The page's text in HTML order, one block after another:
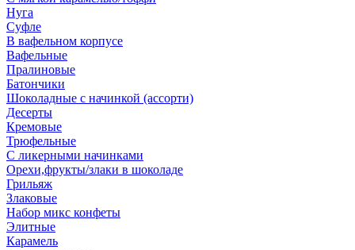
Нуга
Суфле
В вафельном корпусе
Вафельные
Пралиновые
Батончики
Шоколадные с начинкой (ассорти)
Десерты
Кремовые
Трюфельные
С ликерными начинками
Орехи,фрукты/злаки в шоколаде
Грильяж
Злаковые
Набор микс конфеты
Элитные
Карамель